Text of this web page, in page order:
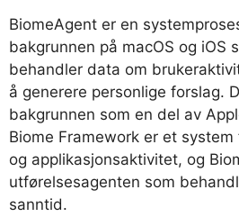
BiomeAgent er en
bakgrunnen på macOS og iOS
behandler data om
å generere personlige forslag.
bakgrunnen som en del av
Biome Framework er et
og applikasjonsaktivitet, og
utførelsesagenten som
sanntid.